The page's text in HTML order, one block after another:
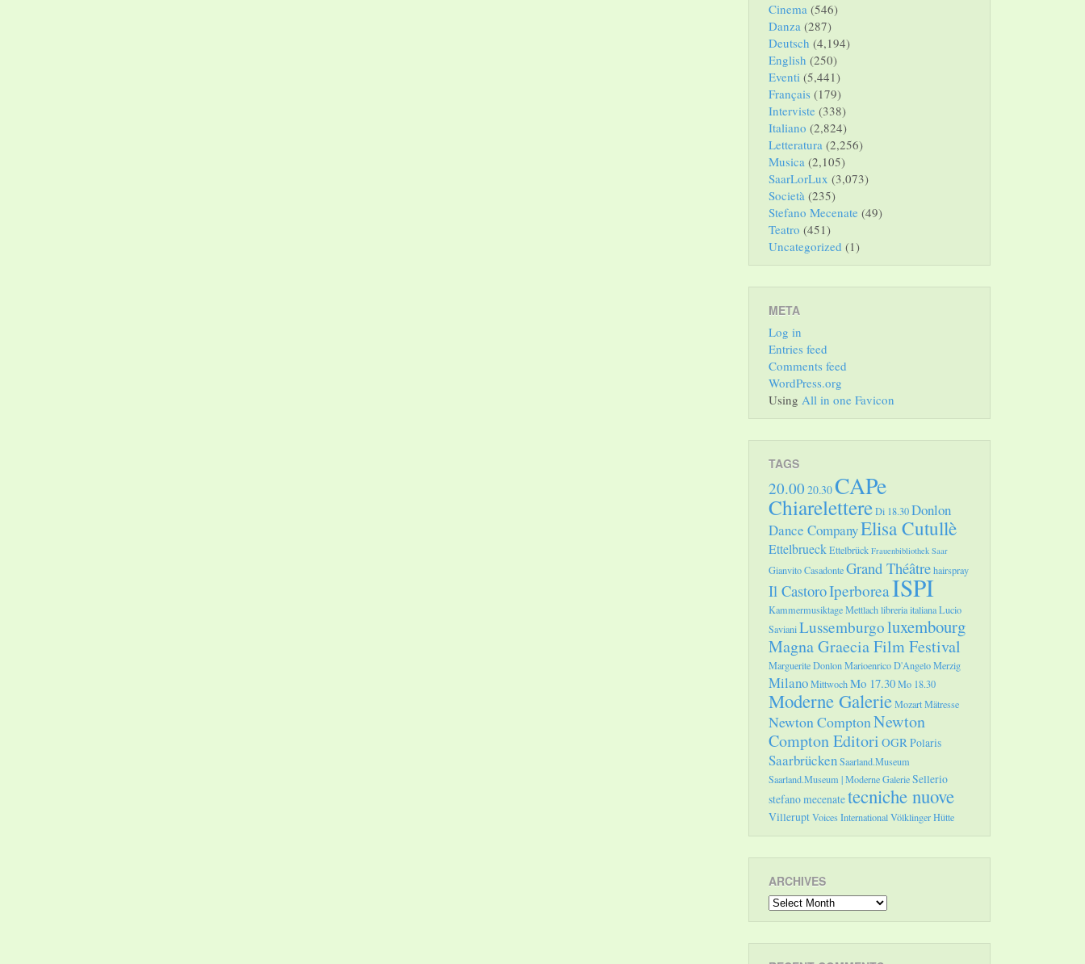
Cinema (546)
Danza (287)
Deutsch (4,194)
English (250)
Eventi (5,441)
Français (179)
Interviste (338)
Italiano (2,824)
Letteratura (2,256)
Musica (2,105)
SaarLorLux (3,073)
Società (235)
Stefano Mecenate (49)
Teatro (451)
Uncategorized (1)
META
Log in
Entries feed
Comments feed
WordPress.org
Using All in one Favicon
TAGS
20.00 20.30CAPe
ChiarelettereDi 18.30Donlon
Dance CompanyElisa Cutullè
EttelbrueckEttelbrück Frauenbibliothek Saar
Gianvito CasadonteGrand Théâtrehairspray
Il CastoroIperboreaISPI
Kammermusiktage Mettlachlibreria italianaLucio
SavianiLussemburgoluxembourg
Magna Graecia Film Festival
Marguerite DonlonMarioenrico D'AngeloMerzig
MilanoMittwochMo 17.30Mo 18.30
Moderne GalerieMozartMätresse
Newton ComptonNewton
Compton Editori OGRPolaris
SaarbrückenSaarland.Museum
Saarland.Museum | Moderne GalerieSellerio
stefano mecenatetecniche nuove
VilleruptVoices InternationalVölklinger Hütte
ARCHIVES
Archives